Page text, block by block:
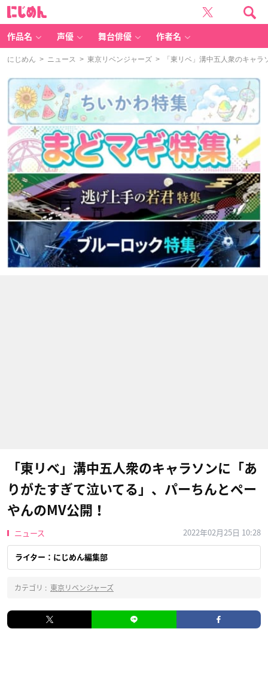
作品名 声優 舞台俳優 作者名
にじめん > ニュース > 東京リベンジャーズ > 「東リベ」溝中五人衆のキャラ
「東リベ」溝中五人衆のキャラソンに「あ
りがたすぎて泣いてる」、パーちんとペー
やんのMV公開！
ニュース 2022年02月25日 10:28
ライター：にじめん編集部
カテゴリ : 東京リベンジャーズ